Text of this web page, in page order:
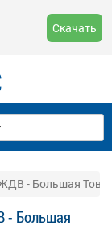
Скачать
- Большая
- Большая